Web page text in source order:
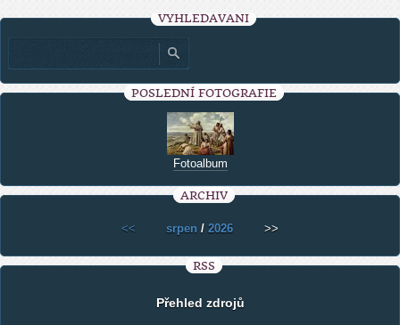
VYHLEDÁVÁNÍ
POSLEDNÍ FOTOGRAFIE
Fotoalbum
ARCHIV
<< srpen / 2026 >>
RSS
Přehled zdrojů